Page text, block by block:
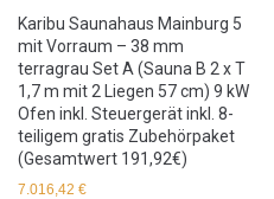
Karibu Saunahaus Mainburg 5
mit Vorraum – 38 mm
terragrau Set A (Sauna B 2 x T
1,7 m mit 2 Liegen 57 cm) 9 kW
Ofen inkl. Steuergerät inkl. 8-
teiligem gratis Zubehörpaket
(Gesamtwert 191,92€)
7.016,42 €